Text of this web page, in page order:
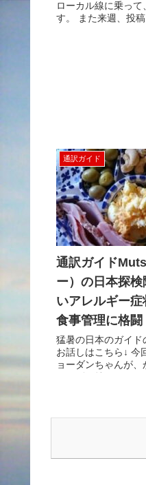
ローカル線に乗って
す。 また来週、投
通訳ガイド
通訳ガイド
ー）の日本探
いアレルギー
食事管理に格闘
猛暑の日本のガイ
お話しはこちら↓ 今
ョーダンちゃんが
レルギー持ちだっ
ナッツ、さくらん